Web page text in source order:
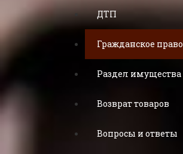
ДТП
Гражданское право
Раздел имущества
Возврат товаров
Вопросы и ответы